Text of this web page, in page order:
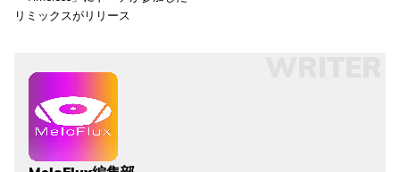
リミックスがリリース